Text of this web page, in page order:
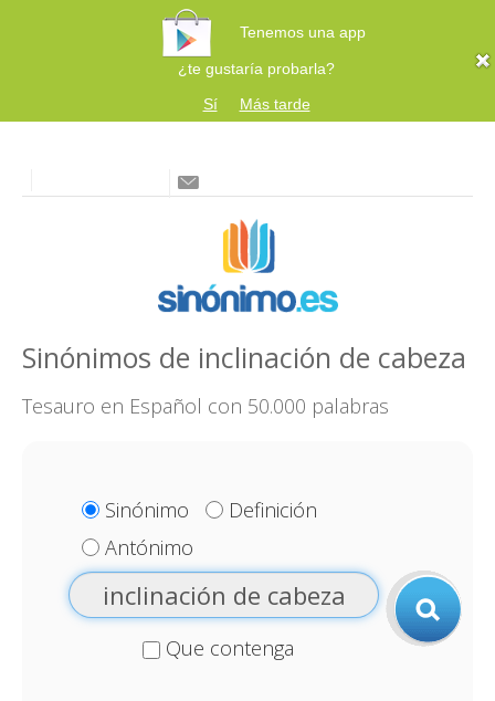
Tenemos una app
¿te gustaría probarla?
Sí
Más tarde
Sinónimos de inclinación de cabeza
Tesauro en Español con 50.000 palabras
Sinónimo
Definición
Antónimo
Que contenga